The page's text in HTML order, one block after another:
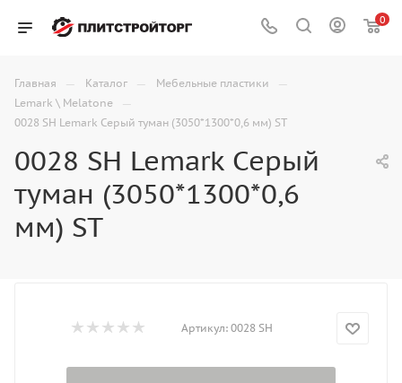
0
Главная — Каталог — Мебельные пластики —
Lemark \ Melatone —
0028 SH Lemark Серый туман (3050*1300*0,6 мм) ST
0028 SH Lemark Серый
туман (3050*1300*0,6
мм) ST
Артикул: 0028 SH